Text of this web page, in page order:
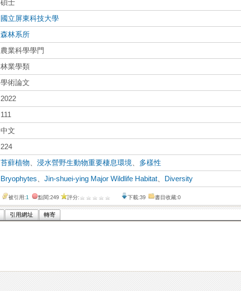
碩士
國立屏東科技大學
森林系所
農業科學學門
林業學類
學術論文
2022
111
中文
224
苔蘚植物 、浸水營野生動物重要棲息環境
多樣性
Bryophytes 、Jin-shuei-ying Major Wildlife Habitat
Diversity
被引用:1 點閱:249 評分: 下載:39 書目收藏:0
引用網址 轉寄